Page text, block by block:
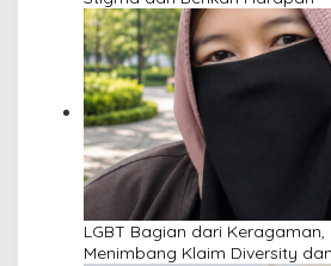
LGBT Bagian dari Keragaman,
Menimbang Klaim Diversity